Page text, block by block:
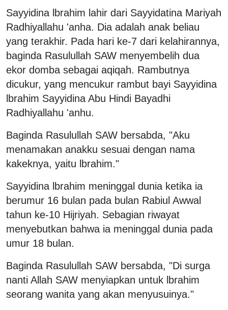
Sayyidina lbrahim lahir dari Sayyidatina Mariyah
Radhiyallahu 'anha. Dia adalah anak beliau
yang terakhir. Pada hari ke-7 dari kelahirannya,
baginda Rasulullah SAW menyembelih dua
ekor domba sebagai aqiqah. Rambutnya
dicukur, yang mencukur rambut bayi Sayyidina
lbrahim Sayyidina Abu Hindi Bayadhi
Radhiyallahu 'anhu.
Baginda Rasulullah SAW bersabda, "Aku
menamakan anakku sesuai dengan nama
kakeknya, yaitu lbrahim."
Sayyidina lbrahim meninggal dunia ketika ia
berumur 16 bulan pada bulan Rabiul Awwal
tahun ke-10 Hijriyah. Sebagian riwayat
menyebutkan bahwa ia meninggal dunia pada
umur 18 bulan.
Baginda Rasulullah SAW bersabda, "Di surga
nanti Allah SAW menyiapkan untuk lbrahim
seorang wanita yang akan menyusuinya."